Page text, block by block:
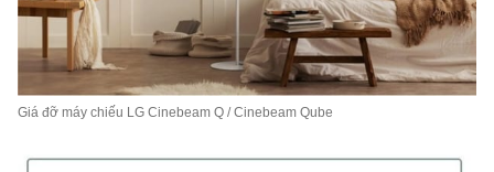
Giá đỡ máy chiếu LG Cinebeam Q / Cinebeam Qube